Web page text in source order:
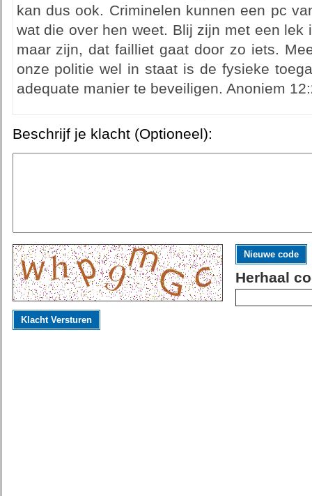
kan dus ook. Criminelen kunnen een pc
wat die over hen weet. Blij zijn met een
maar zijn, dat failliet gaat door zo iets.
onze politie wel in staat is de fysieke
adequate manier te beveiligen. Anoniem
Beschrijf je klacht (Optioneel):
Nieuwe code
Herhaal
Klacht Versturen